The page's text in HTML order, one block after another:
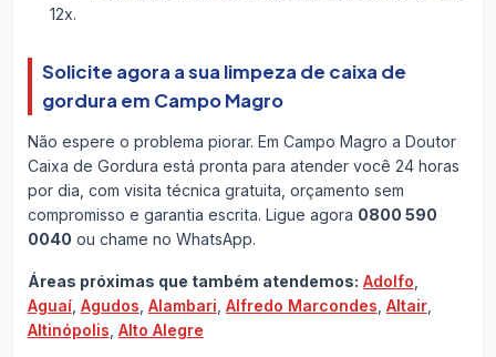
12x.
Solicite agora a sua limpeza de caixa de
gordura em Campo Magro
Não espere o problema piorar. Em Campo Magro a Doutor
Caixa de Gordura está pronta para atender você 24 horas
por dia, com visita técnica gratuita, orçamento sem
compromisso e garantia escrita. Ligue agora 0800 590
0040 ou chame no WhatsApp.
Áreas próximas que também atendemos: Adolfo
Aguaí, Agudos Alambari Alfredo Marcondes Altair,
Altinópolis Alto Alegre